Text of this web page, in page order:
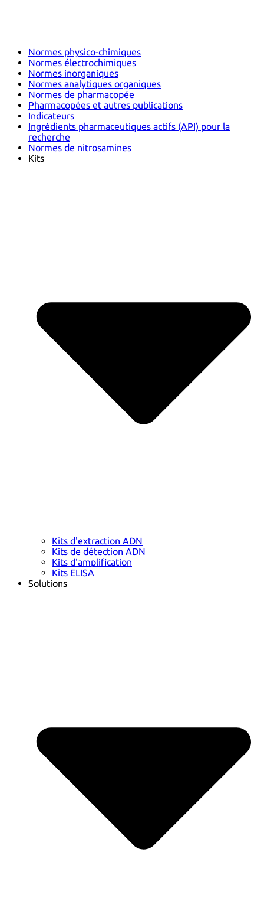
Normes physico-chimiques
Normes électrochimiques
Normes inorganiques
Normes analytiques organiques
Normes de pharmacopée
Pharmacopées et autres publications
Indicateurs
Ingrédients pharmaceutiques actifs (API) pour la
recherche
Normes de nitrosamines
Kits
Kits d'extraction ADN
Kits de détection ADN
Kits d'amplification
Kits ELISA
Solutions